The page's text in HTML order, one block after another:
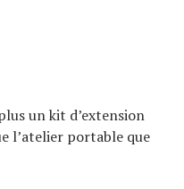
un kit d’extension
l’atelier portable que